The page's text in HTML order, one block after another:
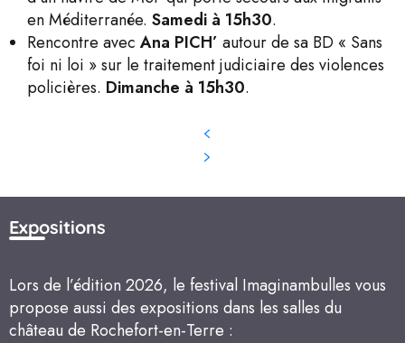
en Méditerranée. Samedi à 15h30.
Rencontre avec Ana PICH’ autour de sa BD « Sans
foi ni loi » sur le traitement judiciaire des violences
policières. Dimanche à 15h30.
Expositions
Lors de l’édition 2026, le festival Imaginambulles vous
propose aussi des expositions dans les salles du
château de Rochefort-en-Terre :